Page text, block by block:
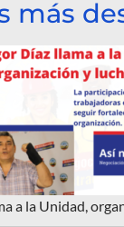
más
a la Unidad,